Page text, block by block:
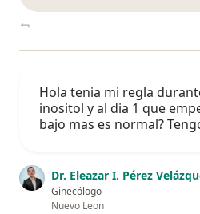
Hola tenia mi regla
inositol y al dia 1 que
bajo mas es normal?
Dr. Eleazar I. Pérez
Ginecólogo
Nuevo Leon